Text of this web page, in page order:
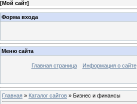
[Мой сайт]
Форма входа
Меню сайта
Главная страница Информация о сайте
Главная » Каталог сайтов » Бизнес и финансы